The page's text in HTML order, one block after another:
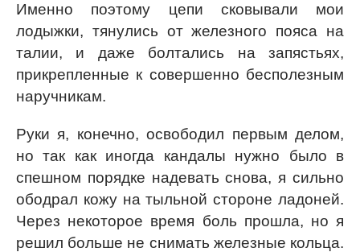
Именно поэтому цепи сковывали мои
лодыжки, тянулись от железного пояса на
талии, и даже болтались на запястьях,
прикрепленные к совершенно бесполезным
наручникам.
Руки я, конечно, освободил первым делом,
но так как иногда кандалы нужно было в
спешном порядке надевать снова, я сильно
ободрал кожу на тыльной стороне ладоней.
Через некоторое время боль прошла, но я
решил больше не снимать железные кольца.